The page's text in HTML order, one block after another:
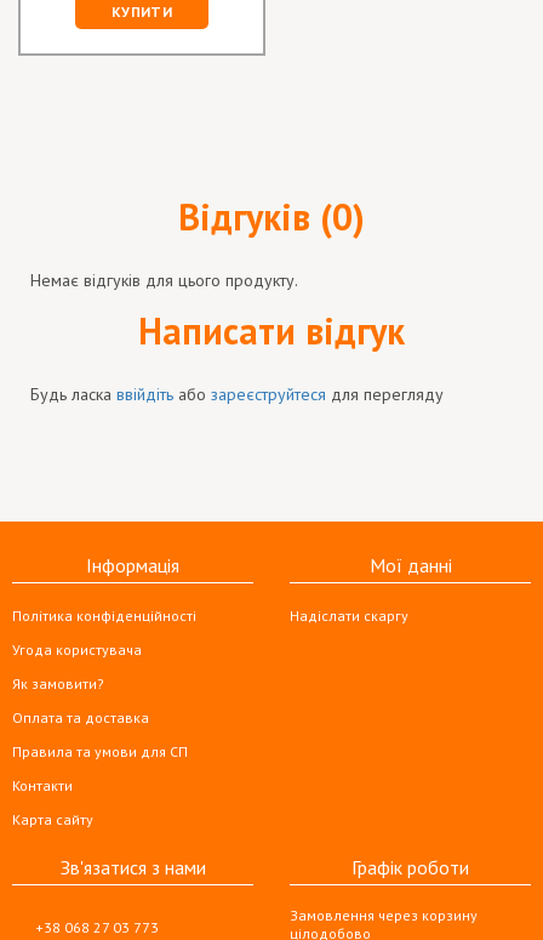
КУПИТИ
Відгуків (0)
Немає відгуків для цього продукту.
Написати відгук
Будь ласка ввійдіть або зареєструйтеся для перегляду
Інформація
Політика конфіденційності
Угода користувача
Як замовити?
Оплата та доставка
Правила та умови для СП
Контакти
Карта сайту
Мої данні
Надіслати скаргу
Зв'язатися з нами
+38 068 27 03 773
Графік роботи
Замовлення через корзину
цілодобово